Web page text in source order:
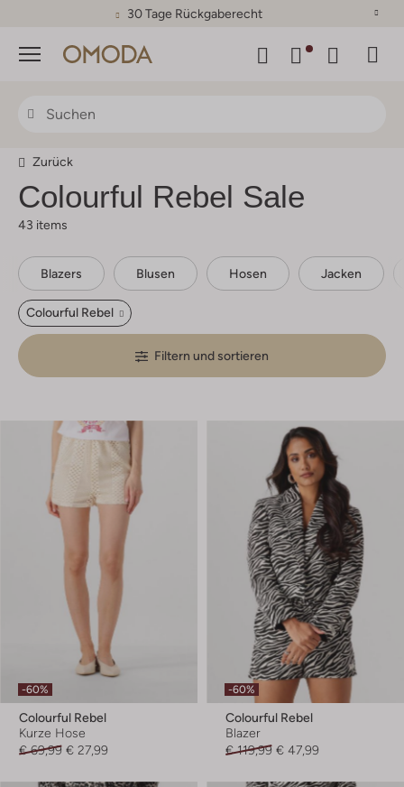
30 Tage Rückgaberecht
Menü
Zurück
Colourful Rebel Sale
43 items
Blazers Blusen Hosen Jacken
Colourful Rebel
Filtern und sortieren
-60%
Colourful Rebel
Kurze Hose
€ 69,99 € 27,99
-60%
Colourful Rebel
Blazer
€ 119,99 € 47,99